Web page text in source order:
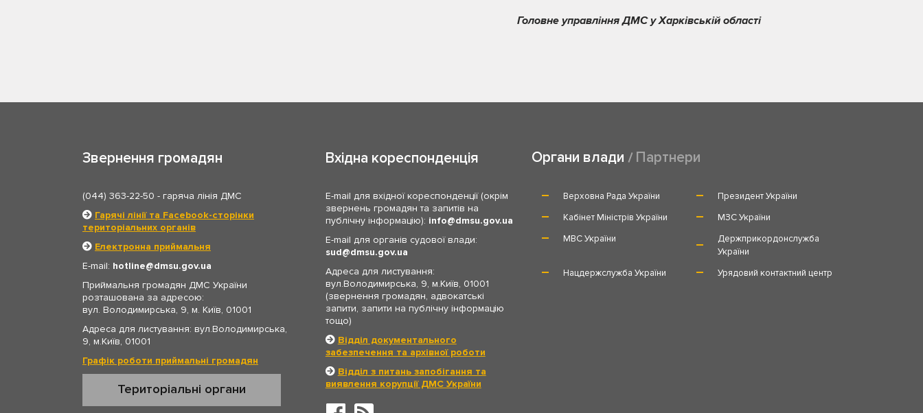
Головне управління ДМС у Харківській області
Звернення громадян
(044) 363-22-50 - гаряча лінія ДМС
Гарячі лінії та Facebook-сторінки
територіальних органів
Електронна приймальня
E-mail: hotline
dmsu.gov.ua
Приймальня громадян ДМС України
розташована за адресою:
вул. Володимирська, 9, м. Київ, 01001
Адреса для листування: вул.Володимирська,
9, м.Київ, 01001
Графік роботи приймальні громадян
Територіальні органи
Вхідна кореспонденція
E-mail для вхідної кореспонденції (окрім
звернень громадян та запитів на
публічну інформацію): info
dmsu.gov.ua
E-mail для органів судової влади:
sud
dmsu.gov.ua
Адреса для листування:
вул.Володимирська, 9, м.Київ, 01001
(звернення громадян, адвокатські
запити, запити на публічну інформацію
тощо)
Відділ документального
забезпечення та архівної роботи
Відділ з питань запобігання та
виявлення корупції ДМС України
Органи влади Партнери
Верховна Рада України
Президент України
Кабінет Міністрів України
МЗС України
МВС України
Держприкордонслужба
України
Нацдержслужба України
Урядовий контактний центр